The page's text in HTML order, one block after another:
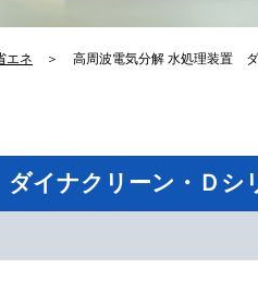
エネ ＞ 高周波電気分解 水処理装置
イナクリーン・Ｄシ